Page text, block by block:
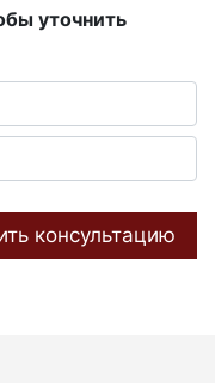
уточнить
консультацию